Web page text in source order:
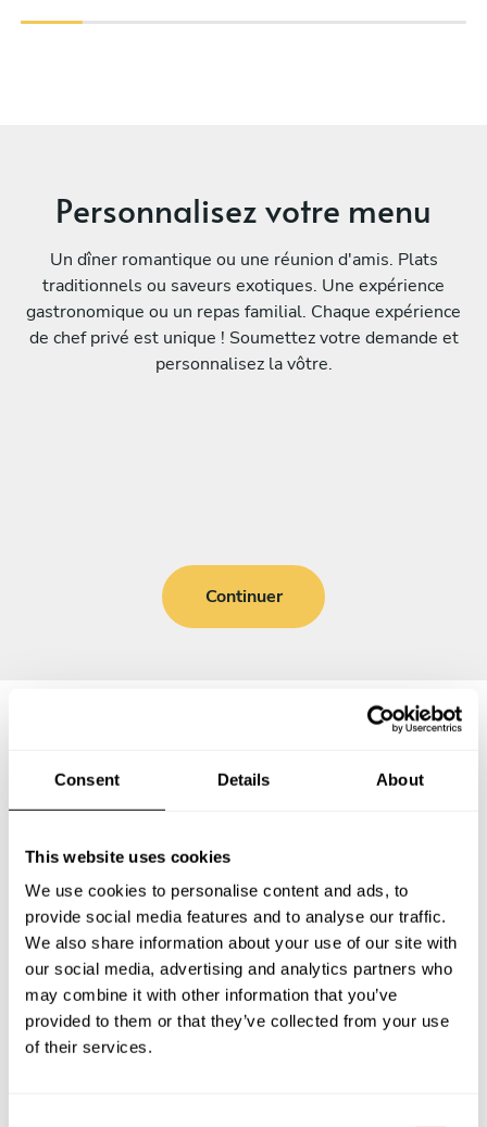
Consent Details About
This website uses cookies
We use cookies to personalise content and ads, to
provide social media features and to analyse our traffic.
We also share information about your use of our site with
our social media, advertising and analytics partners who
may combine it with other information that you’ve
provided to them or that they’ve collected from your use
of their services.
Personnalisez votre menu
Un dîner romantique ou une réunion d'amis. Plats
traditionnels ou saveurs exotiques. Une expérience
gastronomique ou un repas familial. Chaque expérience
de chef privé est unique ! Soumettez votre demande et
personnalisez la vôtre.
Continuer
Questions fréquemment
Vous trouverez ci-dessous les questions les plus
fréquentes sur Chefs a Domicile à Marseille 08.
Que comprend un service de Chef a Domicile à
Marseille 08?